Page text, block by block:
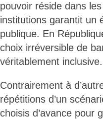
pouvoir réside dans
institutions garantit un
publique. En
choix irréversible de
véritablement inclusive.
Contrairement à
répétitions d’un
choisis d’avance pour